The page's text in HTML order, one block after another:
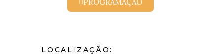
PROGRAMAÇÃO
LOCALIZAÇÃO: